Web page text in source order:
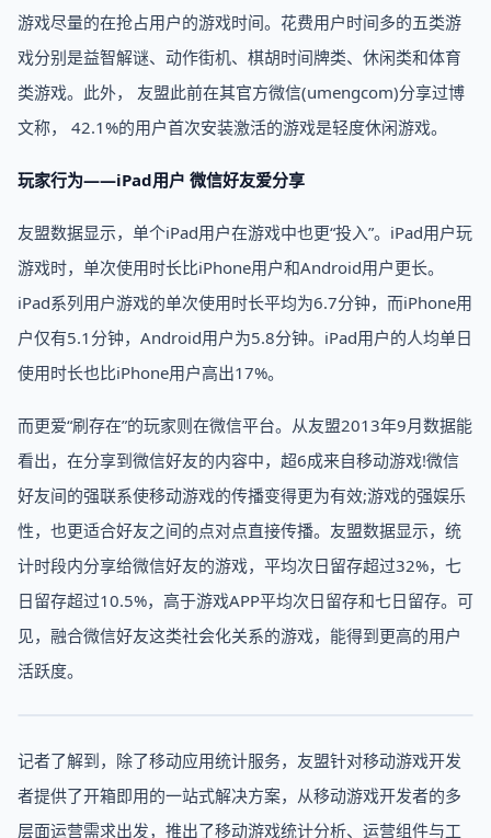
游戏尽量的在抢占用户的游戏时间。花费用户时间多的五类游
戏分别是益智解谜、动作街机、棋胡时间牌类、休闲类和体育
类游戏。此外， 友盟此前在其官方微信(umengcom)分享过博
文称， 42.1%的用户首次安装激活的游戏是轻度休闲游戏。
玩家行为——iPad用户 微信好友爱分享
友盟数据显示，单个iPad用户在游戏中也更“投入”。iPad用户玩
游戏时，单次使用时长比iPhone用户和Android用户更长。
iPad系列用户游戏的单次使用时长平均为6.7分钟，而iPhone用
户仅有5.1分钟，Android用户为5.8分钟。iPad用户的人均单日
使用时长也比iPhone用户高出17%。
而更爱“刷存在”的玩家则在微信平台。从友盟2013年9月数据能
看出，在分享到微信好友的内容中，超6成来自移动游戏!微信
好友间的强联系使移动游戏的传播变得更为有效;游戏的强娱乐
性，也更适合好友之间的点对点直接传播。友盟数据显示，统
计时段内分享给微信好友的游戏，平均次日留存超过32%，七
日留存超过10.5%，高于游戏APP平均次日留存和七日留存。可
见，融合微信好友这类社会化关系的游戏，能得到更高的用户
活跃度。
记者了解到，除了移动应用统计服务，友盟针对移动游戏开发
者提供了开箱即用的一站式解决方案，从移动游戏开发者的多
层面运营需求出发，推出了移动游戏统计分析、运营组件与工